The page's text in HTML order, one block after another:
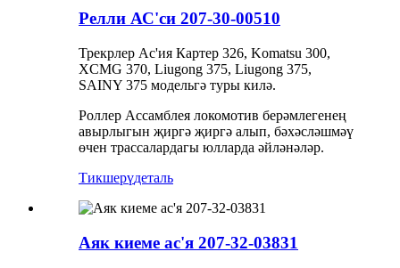
Релли АС'си 207-30-00510
Трекрлер Ас'ия Картер 326, Komatsu 300,
XCMG 370, Liugong 375, Liugong 375,
SAINY 375 модельгә туры килә.
Роллер Ассамблея локомотив берәмлегенең
авырлыгын җиргә җиргә алып, бәхәсләшмәү
өчен трассалардагы юлларда әйләнәләр.
Тикшерүдеталь
Аяк киеме ас'я 207-32-03831